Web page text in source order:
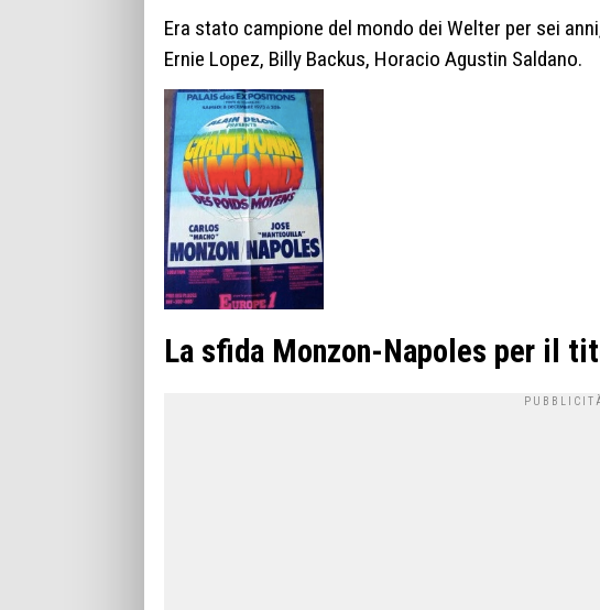
Era stato campione del mondo dei Welter per sei
Ernie Lopez, Billy Backus, Horacio Agustin Saldano.
La sfida Monzon-Napoles per il